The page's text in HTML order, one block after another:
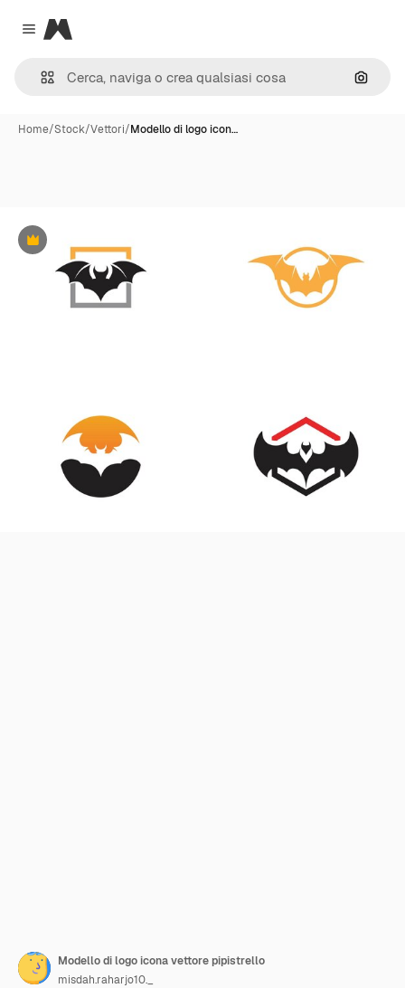
Close menu
Magnific
Cerca
Home/Stock/Vettori/Modello di logo icon…
Premium
Modello di logo icona vettore pipistrello
misdah.raharjo10._